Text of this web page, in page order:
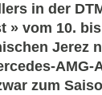
in der
» vom 10.
Jerez
AMG-
zum